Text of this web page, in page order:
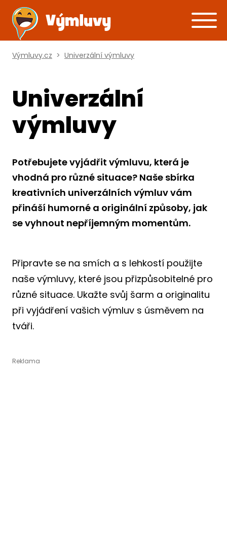
Výmluvy.cz > Univerzální výmluvy
Univerzální
výmluvy
Potřebujete vyjádřit výmluvu, která je
vhodná pro různé situace? Naše sbírka
kreativních univerzálních výmluv vám
přináší humorné a originální způsoby, jak
se vyhnout nepříjemným momentům.
Připravte se na smích a s lehkostí použijte
naše výmluvy, které jsou přizpůsobitelné pro
různé situace. Ukažte svůj šarm a originalitu
při vyjádření vašich výmluv s úsměvem na
tváři.